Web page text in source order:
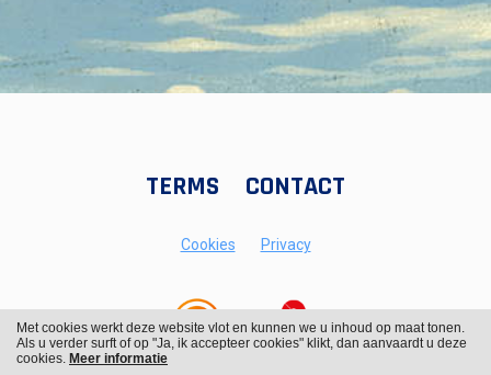
TERMS CONTACT
Cookies Privacy
Met cookies werkt deze website vlot en kunnen we u inhoud op maat tonen.
Als u verder surft of op "Ja, ik accepteer cookies" klikt, dan aanvaardt u deze
cookies. Meer informatie